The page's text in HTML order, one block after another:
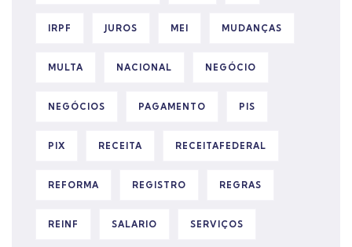
IRPF JUROS MEI MUDANÇAS
MULTA NACIONAL NEGÓCIO
NEGÓCIOS PAGAMENTO PIS
PIX RECEITA RECEITAFEDERAL
REFORMA REGISTRO REGRAS
REINF SALARIO SERVIÇOS